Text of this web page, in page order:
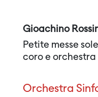
Gioachino
Petite messe
coro e orchestra
Orchestra